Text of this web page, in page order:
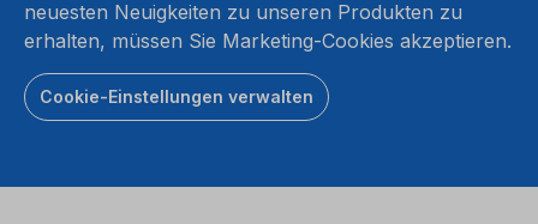
neuesten Neuigkeiten zu unseren Produkten zu
erhalten, müssen Sie Marketing-Cookies akzeptieren.
Cookie-Einstellungen verwalten